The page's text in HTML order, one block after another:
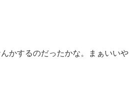
かするのだったかな。まぁいいや